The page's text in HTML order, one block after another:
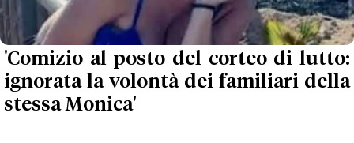
'Comizio al posto del corteo di lutto:
ignorata la volontà dei familiari della
stessa Monica'